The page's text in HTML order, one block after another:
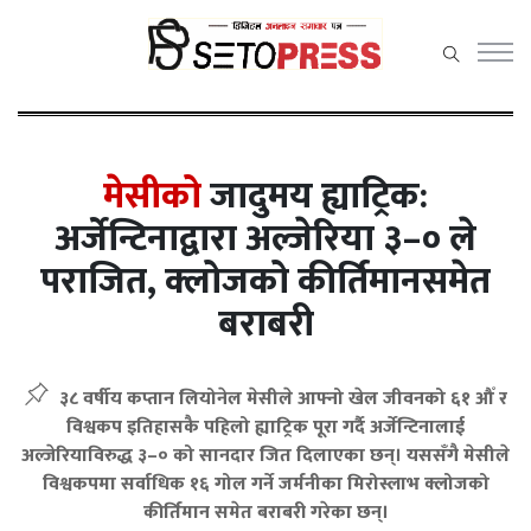
सेतोप्रेस
समाचार
अर्थ/वाणिज्य
कला / मनोरञ्जन
मेसीकोजादुमय ह्याट्रिक:
अर्जेन्टिनाद्वारा अल्जेरिया ३–० ले
पराजित, क्लोजको कीर्तिमानसमेत
बराबरी
३८ वर्षीय कप्तान लियोनेल मेसीले आफ्नो खेल जीवनको ६१ औँ र
विश्वकप इतिहासकै पहिलो ह्याट्रिक पूरा गर्दै अर्जेन्टिनालाई
अल्जेरियाविरुद्ध ३–० को सानदार जित दिलाएका छन्। यससँगै मेसीले
विश्वकपमा सर्वाधिक १६ गोल गर्ने जर्मनीका मिरोस्लाभ क्लोजको
कीर्तिमान समेत बराबरी गरेका छन्।